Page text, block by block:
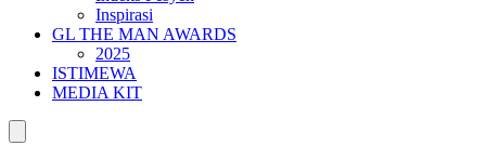
Inspirasi
GL THE MAN AWARDS
2025
ISTIMEWA
MEDIA KIT